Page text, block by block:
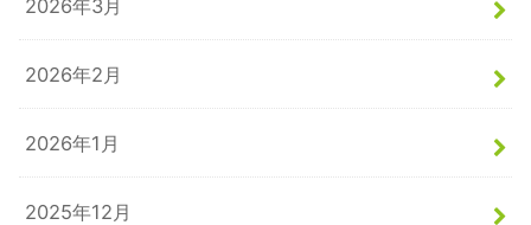
2026年3月
2026年2月
2026年1月
2025年12月